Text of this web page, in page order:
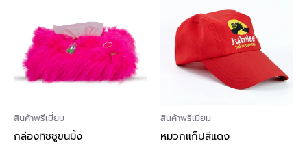
สินค้าพรีเมี่ยม
กล่องทิชชูขนมิ้ง
สินค้าพรีเมี่ยม
หมวกแก็ปสีแดง